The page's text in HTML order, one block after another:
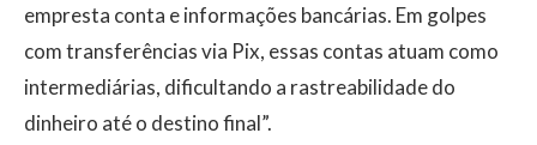
empresta conta e informações bancárias. Em golpes
com transferências via Pix, essas contas atuam como
intermediárias, dificultando a rastreabilidade do
dinheiro até o destino final”.